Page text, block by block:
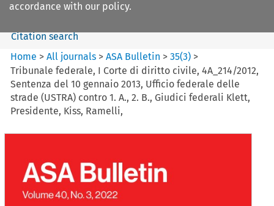
accordance with our policy.
Citation search
Home >All journals >ASA Bulletin >35(3) >
Tribunale federale, I Corte di diritto civile, 4A_214/2012,
Sentenza del 10 gennaio 2013, Ufficio federale delle
strade (USTRA) contro 1. A., 2. B., Giudici federali Klett,
Presidente, Kiss, Ramelli,